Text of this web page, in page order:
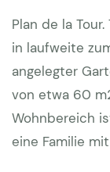
Plan de la
in laufweite
angelegter
von etwa 60
Wohnbereich
eine Familie